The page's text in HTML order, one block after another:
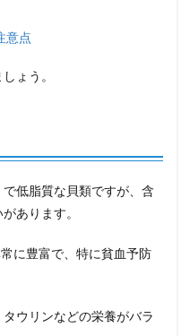
意点
ょう。
低脂質な貝類ですが、含
あります。
に豊富で、特に貧血予防
ウリンなどの栄養がバラ